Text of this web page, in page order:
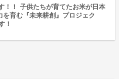
！！ 子供たちが育てたお米が日本
育む『未来耕創』プロジェク
！